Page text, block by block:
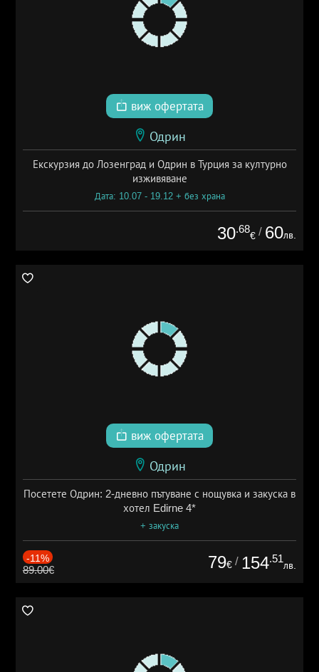
виж офертата
Одрин
Екскурзия до Лозенград и Одрин в Турция за културно
изживяване
Дата: 10.07 - 19.12 + без храна
30.68
€ / 60лв.
виж офертата
Одрин
Посетете Одрин: 2-дневно пътуване с нощувка и закуска в
хотел Edirne 4*
+ закуска
-11%
89.00€ 79€ / 154.51
лв.